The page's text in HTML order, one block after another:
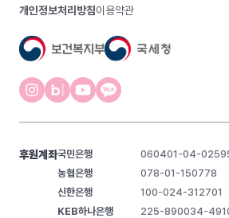
개인정보처리방침이용약관
후원계좌국민은행
060401-04-
농협은행
078-01-150778
신한은행
100-024-312701
KEB하나은행
225-890034-